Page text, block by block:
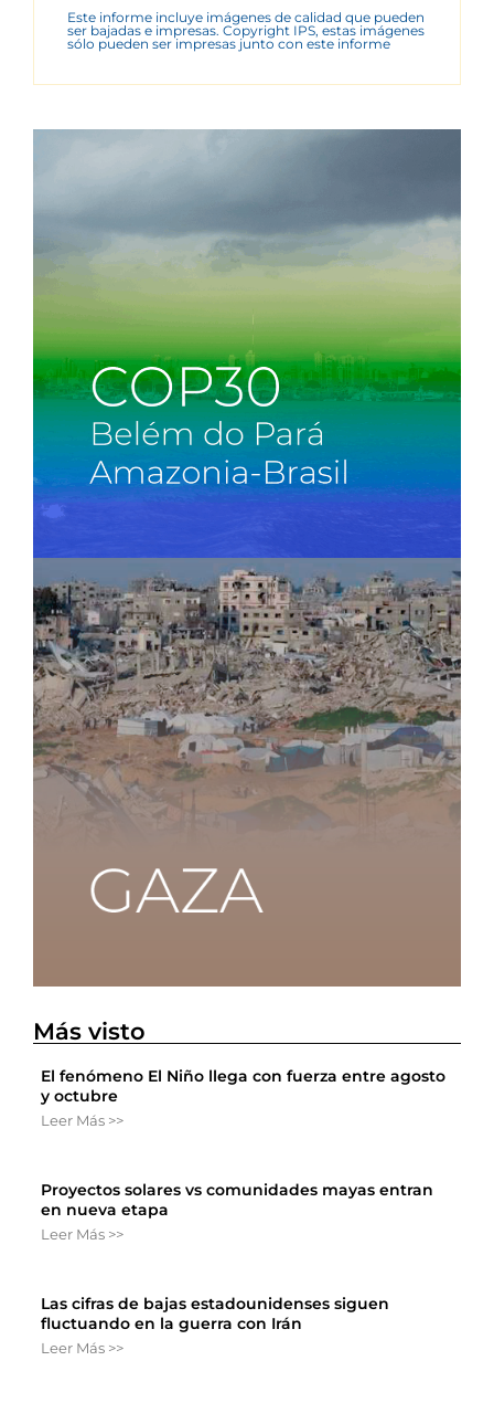
Este informe incluye imágenes de calidad que pueden
ser bajadas e impresas. Copyright IPS, estas imágenes
sólo pueden ser impresas junto con este informe
Más visto
El fenómeno El Niño llega con fuerza entre agosto
y octubre
Leer Más >>
Proyectos solares vs comunidades mayas entran
en nueva etapa
Leer Más >>
Las cifras de bajas estadounidenses siguen
fluctuando en la guerra con Irán
Leer Más >>